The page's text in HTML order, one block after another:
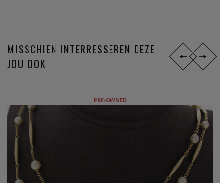
MISSCHIEN INTERRESSEREN DEZE
JOU OOK
PRE-OWNED